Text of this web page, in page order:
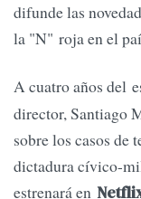
difunde las
la "N" roja en el
A cuatro años del
director, Santiago
sobre los casos de
dictadura cívico-
estrenará en